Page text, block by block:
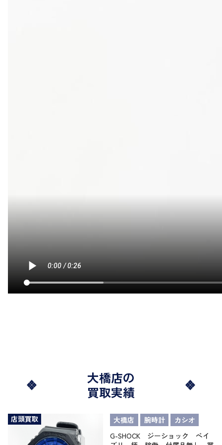
大橋店の
買取実績
店頭買取 大橋店 腕時計
カシオ
G-SHOCK ジーショック ペイ